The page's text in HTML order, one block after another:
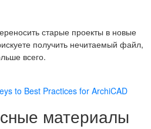
старые проекты в новые
получить нечитаемый файл,
всего.
to Best Practices for ArchiCAD
материалы